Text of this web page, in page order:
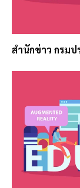
สำนักข่าว กรม